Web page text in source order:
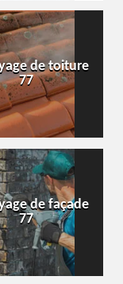
de toiture
77
de façade
77